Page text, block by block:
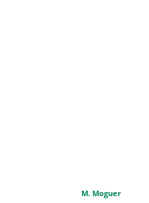
M. Moguer